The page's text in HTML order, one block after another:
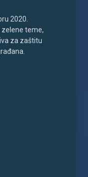
2020.
teme,
za zaštitu